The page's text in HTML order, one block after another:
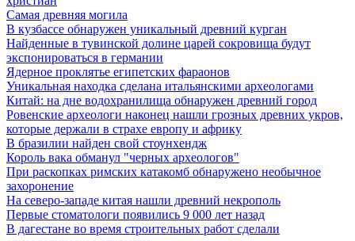
Самая древняя могила
В кузбассе обнаружен уникальный древний курган
Найденные в тувинской долине царей сокровища будут
экспонироваться в германии
Ядерное проклятье египетских фараонов
Уникальная находка сделана итальянскими археологами
Китай: на дне водохранилища обнаружен древний город
Ровенские археологи наконец нашли грозных древних укров,
которые держали в страхе европу и африку
В бразилии найден свой стоунхендж
Король вака обманул "черных археологов"
При раскопках римских катакомб обнаружено необычное
захоронение
На северо-западе китая нашли древний некрополь
Первые стоматологи появились 9 000 лет назад
В дагестане во время строительных работ сделали